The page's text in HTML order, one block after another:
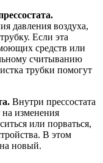
давления воздуха,
Если эта
средств или
считыванию
трубки помогут
Внутри прессостата
на изменения
или порваться,
В этом
на новый.